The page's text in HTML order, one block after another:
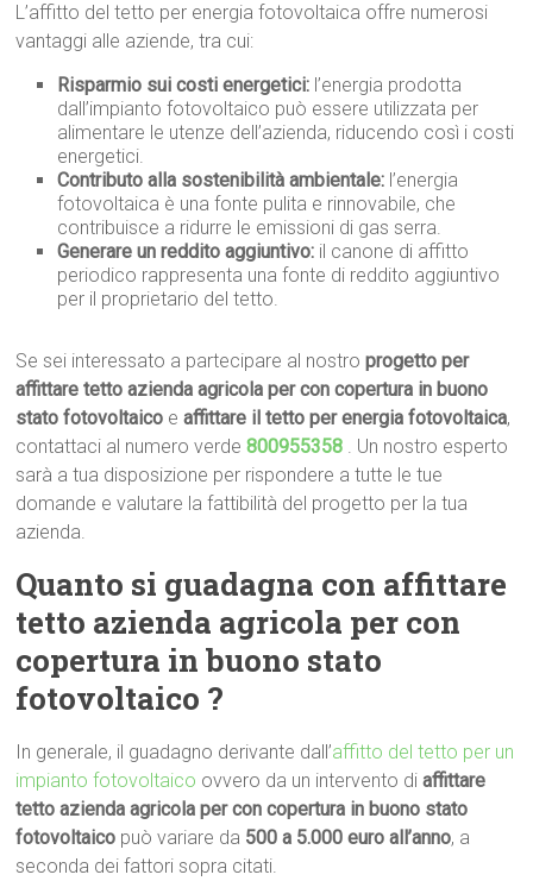
L’affitto del tetto per energia fotovoltaica offre numerosi
vantaggi alle aziende, tra cui:
Risparmio sui costi energetici: l’energia prodotta
dall’impianto fotovoltaico può essere utilizzata per
alimentare le utenze dell’azienda, riducendo così i costi
energetici.
Contributo alla sostenibilità ambientale: l’energia
fotovoltaica è una fonte pulita e rinnovabile, che
contribuisce a ridurre le emissioni di gas serra.
Generare un reddito aggiuntivo: il canone di affitto
periodico rappresenta una fonte di reddito aggiuntivo
per il proprietario del tetto.
Se sei interessato a partecipare al nostroprogetto per
affittare tetto azienda agricola per con copertura in buono
stato fotovoltaico eaffittare il tetto per energia fotovoltaica,
contattaci al numero verde800955358 . Un nostro esperto
sarà a tua disposizione per rispondere a tutte le tue
domande e valutare la fattibilità del progetto per la tua
azienda.
Quanto si guadagna con affittare
tetto azienda agricola per con
copertura in buono stato
fotovoltaico ?
In generale, il guadagno derivante dall’affitto del tetto per un
impianto fotovoltaico ovvero da un intervento diaffittare
tetto azienda agricola per con copertura in buono stato
fotovoltaico può variare da 500 a 5.000 euro all’anno, a
seconda dei fattori sopra citati.